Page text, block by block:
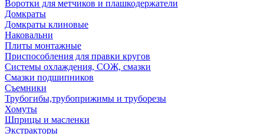
Воротки для метчиков и плашкодержатели
Домкраты
Домкраты клиновые
Наковальни
Плиты монтажные
Приспособления для правки кругов
Системы охлаждения, СОЖ, смазки
Смазки подшипников
Съемники
Трубогибы,трубоприжимы и труборезы
Хомуты
Шприцы и масленки
Экстракторы